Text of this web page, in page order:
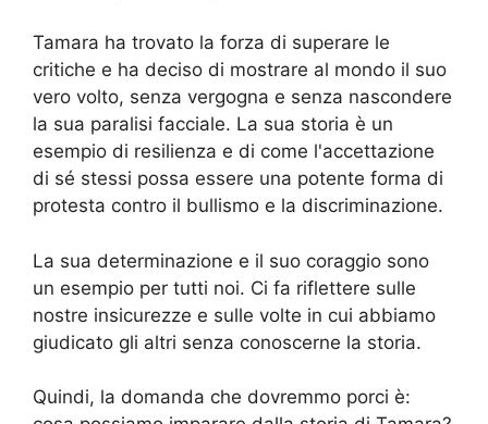
Tamara ha trovato la forza di superare le
critiche e ha deciso di mostrare al mondo il suo
vero volto, senza vergogna e senza nascondere
la sua paralisi facciale. La sua storia è un
esempio di resilienza e di come l'accettazione
di sé stessi possa essere una potente forma di
protesta contro il bullismo e la discriminazione.
La sua determinazione e il suo coraggio sono
un esempio per tutti noi. Ci fa riflettere sulle
nostre insicurezze e sulle volte in cui abbiamo
giudicato gli altri senza conoscerne la storia.
Quindi, la domanda che dovremmo porci è: